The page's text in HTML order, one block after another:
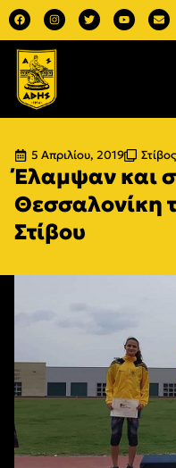
5 Απριλίου, 2019 Στίβος
Έλαμψαν και
Θεσσαλονίκη
Στίβου